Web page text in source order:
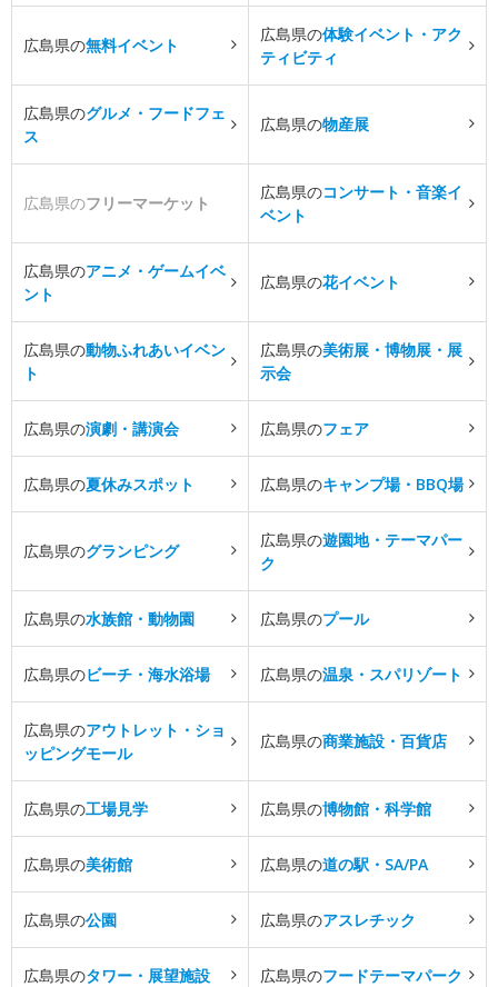
広島県の無料イベント
広島県の体験イベント・アク
ティビティ
広島県のグルメ・フードフェ
ス
広島県の物産展
広島県のフリーマーケット
広島県のコンサート・音楽イ
ベント
広島県のアニメ・ゲームイベ
ント
広島県の花イベント
広島県の動物ふれあいイベン
ト
広島県の美術展・博物展・展
示会
広島県の演劇・講演会 広島県のフェア
広島県の夏休みスポット 広島県のキャンプ場・BBQ場
広島県のグランピング
広島県の遊園地・テーマパー
ク
広島県の水族館・動物園 広島県のプール
広島県のビーチ・海水浴場 広島県の温泉・スパリゾート
広島県のアウトレット・ショ
ッピングモール
広島県の商業施設・百貨店
広島県の工場見学 広島県の博物館・科学館
広島県の美術館 広島県の道の駅・SA/PA
広島県の公園 広島県のアスレチック
広島県のタワー・展望施設 広島県のフードテーマパーク